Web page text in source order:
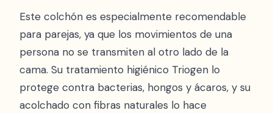
Este colchón es especialmente recomendable
para parejas, ya que los movimientos de una
persona no se transmiten al otro lado de la
cama. Su tratamiento higiénico Triogen lo
protege contra bacterias, hongos y ácaros, y su
acolchado con fibras naturales lo hace